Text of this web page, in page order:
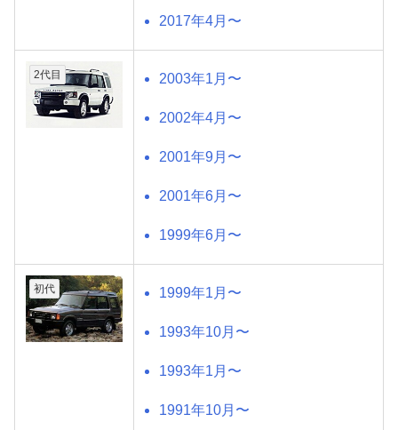
2017年4月〜
2代目 2003年1月〜
2002年4月〜
2001年9月〜
2001年6月〜
1999年6月〜
初代 1999年1月〜
1993年10月〜
1993年1月〜
1991年10月〜